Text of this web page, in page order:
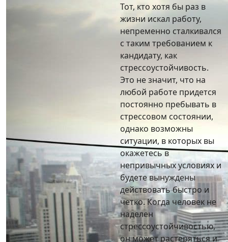
Тот, кто хотя бы раз в
жизни искал работу,
непременно сталкивался
с таким требованием к
кандидату, как
стрессоустойчивость.
Это не значит, что на
любой работе придется
постоянно пребывать в
стрессовом состоянии,
однако возможны
ситуации, в которых вы
окажетесь в
непривычных условиях и
будете вынуждены
действовать быстро и
четко. Когда человек не
наделен
стрессоустойчивостью,
он может растеряться и